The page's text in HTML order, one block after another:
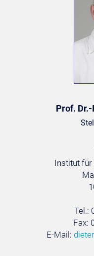
Prof.
Institut für
Tel.:
Fax:
E-Mail: